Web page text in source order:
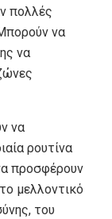
πολλές
να
να
να
ρουτίνα
προσφέρουν
μελλοντικό
του